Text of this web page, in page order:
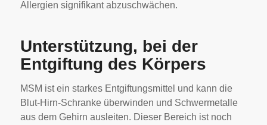
Allergien signifikant abzuschwächen.
Unterstützung, bei der
Entgiftung des Körpers
MSM ist ein starkes Entgiftungsmittel und kann die
Blut-Hirn-Schranke überwinden und Schwermetalle
aus dem Gehirn ausleiten. Dieser Bereich ist noch